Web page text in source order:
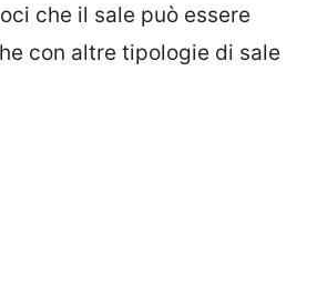
che il sale può essere
con altre tipologie di sale